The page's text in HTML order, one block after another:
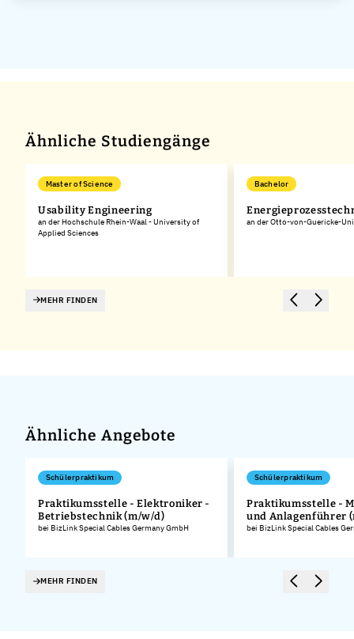
Ähnliche Studiengänge
Master of Science
Usability Engineering
an der Hochschule Rhein-Waal - University of
Applied Sciences
Bachelor
an der Otto-von-Guericke-
MEHR FINDEN
Ähnliche Angebote
Schülerpraktikum
Praktikumsstelle - Elektroniker -
Betriebstechnik (m/w/d)
bei BizLink Special Cables Germany GmbH
Schülerpraktikum
Praktikumsstelle -
und Anlagenführer
bei BizLink Special Cables
MEHR FINDEN